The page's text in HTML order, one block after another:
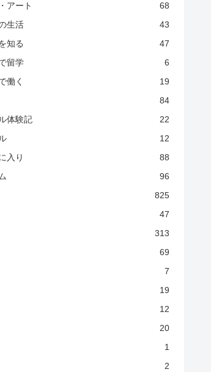
アート
68
生活
43
知る
47
留学
6
働く
19
84
体験記
22
12
入り
88
96
825
47
313
69
7
19
12
20
1
2